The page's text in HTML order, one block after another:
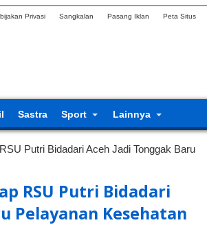
Privasi Sangkalan Pasang Iklan Peta Situs
Sastra Sport Lainnya
Putri Bidadari Aceh Jadi Tonggak Baru
RSU Putri Bidadari
Pelayanan Kesehatan